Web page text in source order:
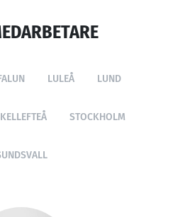
LULEÅ LUND
STOCKHOLM